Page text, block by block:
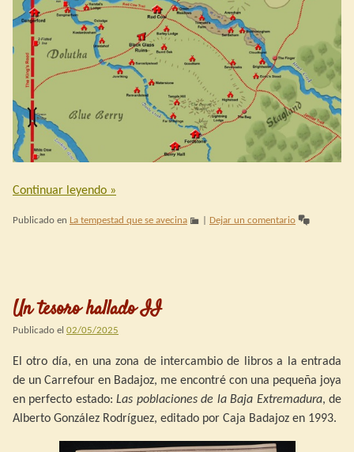
Continuar leyendo »
Publicado en La tempestad que se avecina Dejar un comentario
Un tesoro hallado II
Publicado el 02/05/2025
El otro día, en una zona de intercambio de libros a la entrada
de un Carrefour en Badajoz, me encontré con una pequeña joya
en perfecto estado:Las poblaciones de la Baja Extremadura, de
Alberto González Rodríguez, editado por Caja Badajoz en 1993.